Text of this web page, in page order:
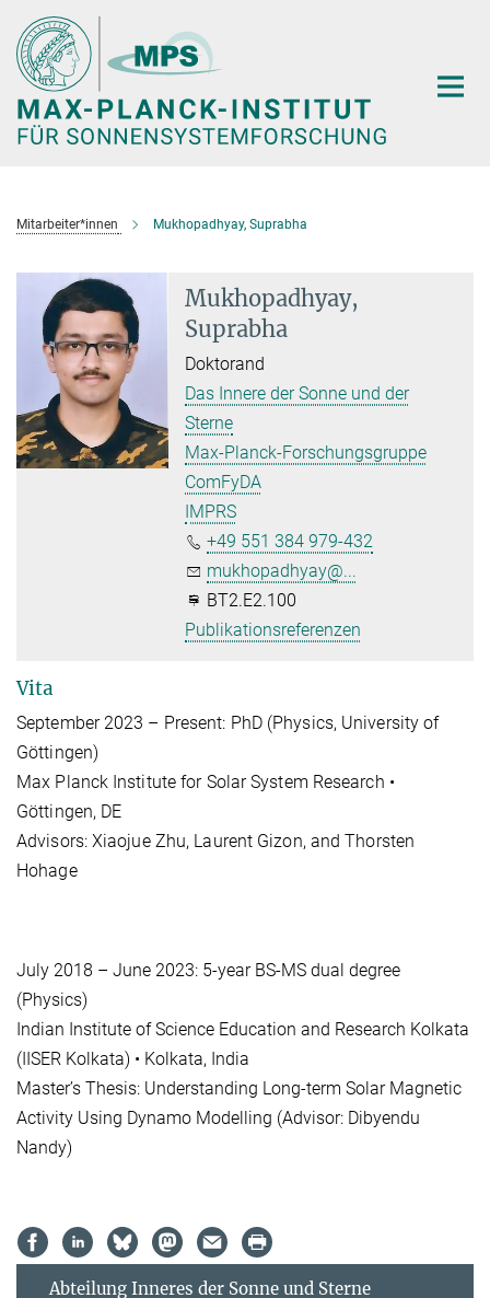
Hauptinhalt
Mitarbeiter*innen Mukhopadhyay, Suprabha
Mukhopadhyay,
Suprabha
Doktorand
Das Innere der Sonne und der
Sterne
Max-Planck-Forschungsgruppe
ComFyDA
IMPRS
+49 551 384 979-432
mukhopadhyay@...
BT2.E2.100
Publikationsreferenzen
Vita
September 2023 – Present: PhD (Physics, University of
Göttingen)
Max Planck Institute for Solar System Research •
Göttingen, DE
Advisors: Xiaojue Zhu, Laurent Gizon, and Thorsten
Hohage
July 2018 – June 2023: 5-year BS-MS dual degree
(Physics)
Indian Institute of Science Education and Research Kolkata
(IISER Kolkata) • Kolkata, India
Master’s Thesis: Understanding Long-term Solar Magnetic
Activity Using Dynamo Modelling (Advisor: Dibyendu
Nandy)
Abteilung Inneres der Sonne und Sterne